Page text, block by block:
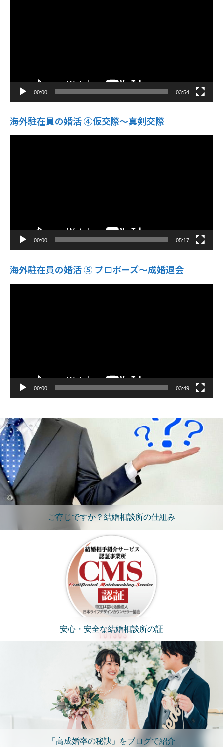
00:00 03:54
海外駐在員の婚活 ④仮交際〜真剣交際
動
00:00 05:17
海外駐在員の婚活 ⑤ プロポーズ〜成婚退会
動
00:00 03:49
ご存じですか？結婚相談所の仕組み
安心・安全な結婚相談所の証
「高成婚率の秘訣」をブログで紹介